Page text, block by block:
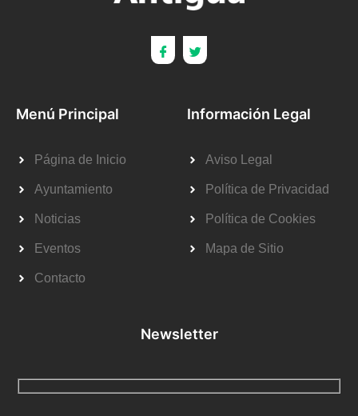
Menú Principal
Página de Inicio
Ayuntamiento
Noticias
Eventos
Contacto
Información Legal
Aviso Legal
Política de Privacidad
Política de Cookies
Mapa de Sitio
Newsletter